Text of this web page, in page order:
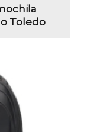
Toledo